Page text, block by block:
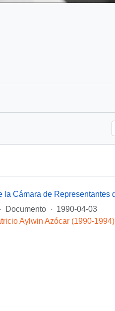
· Documento · 1990-04-03
Aylwin Azócar (1990-1994)